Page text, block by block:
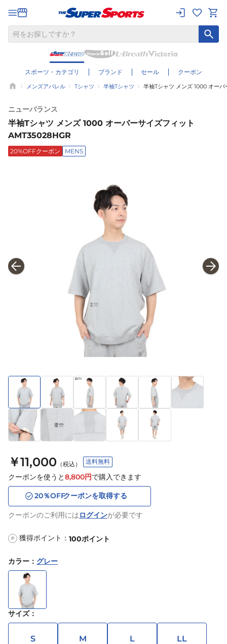
スポーツ・カテゴリ ブランド セール クーポン
メンズアパレル Tシャツ 半袖Tシャツ 半袖Tシャツ メンズ 1000 オー
ニューバランス
半袖Tシャツ メンズ 1000 オーバーサイズフィット
AMT35028HGR
20%OFFクーポン MENS
￥11,000 （税込） 送料無料
クーポンを使うと8,800円で購入できます
20％OFFクーポンを取得する
クーポンのご利用にはログインが必要です
P 獲得ポイント： 100ポイント
カラー ： グレー
サイズ：
S M L LL